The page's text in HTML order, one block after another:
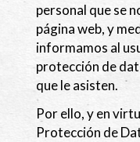
personal que se
página web, y
informamos al
protección de
que le asisten.
Por ello, y en
Protección de